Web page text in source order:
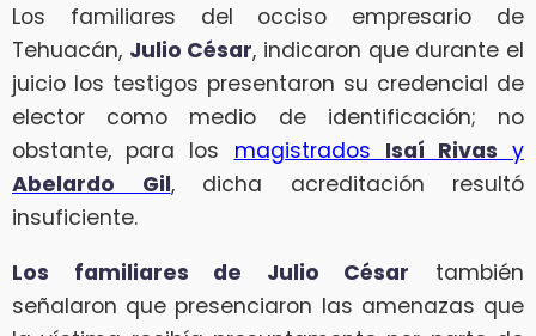
Los familiares del occiso empresario de
Tehuacán, Julio César, indicaron que durante el
juicio los testigos presentaron su credencial de
elector como medio de identificación; no
obstante, para los magistrados Isaí Rivas y
Abelardo Gil, dicha acreditación resultó
insuficiente.
Los familiares de Julio César también
señalaron que presenciaron las amenazas que